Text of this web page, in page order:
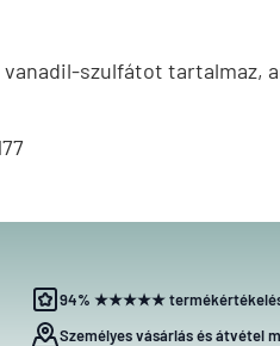
szulfátot tartalmaz,
94% ★★★★★
Személyes vásárlás és átvétel